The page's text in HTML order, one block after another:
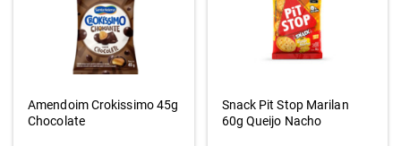
Amendoim Crokissimo 45g
Chocolate
Snack Pit Stop Marilan
60g Queijo Nacho